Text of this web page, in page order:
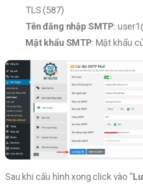
TLS (587)
Tên đăng nhập SMTP:
Mật khẩu SMTP: Mật khẩu
Sau khi cấu hình xong click vào “